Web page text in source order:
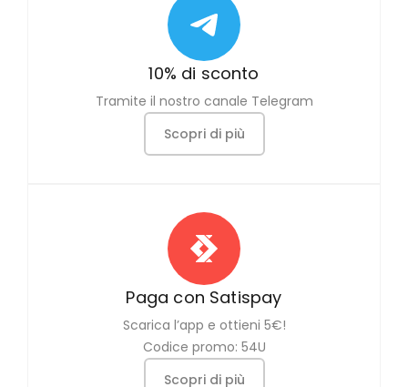
10% di sconto
Tramite il nostro canale Telegram
Scopri di più
Paga con Satispay
Scarica l’app e ottieni 5€!
Codice promo: 54U
Scopri di più